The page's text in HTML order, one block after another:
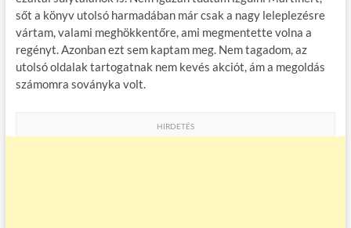
sőt a könyv utolsó harmadában már csak a nagy leleplezésre
vártam, valami meghökkentőre, ami megmentette volna a
regényt. Azonban ezt sem kaptam meg. Nem tagadom, az
utolsó oldalak tartogatnak nem kevés akciót, ám a megoldás
számomra soványka volt.
HIRDETÉS